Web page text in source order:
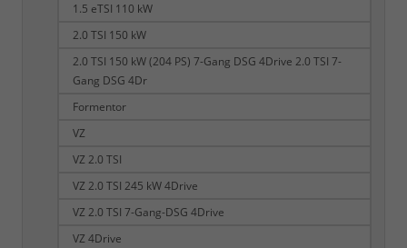
1.5 eTSI 110 kW
2.0 TSI 150 kW
2.0 TSI 150 kW (204 PS) 7-Gang DSG 4Drive 2.0 TSI 7-
Gang DSG 4Dr
Formentor
VZ
VZ 2.0 TSI
VZ 2.0 TSI 245 kW 4Drive
VZ 2.0 TSI 7-Gang-DSG 4Drive
VZ 4Drive